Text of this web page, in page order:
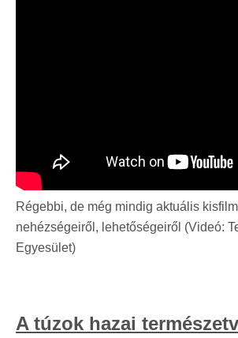
Régebbi, de még mindig aktuális
nehézségeiről, lehetőségeiről (Videó:
Egyesület)
A túzok hazai